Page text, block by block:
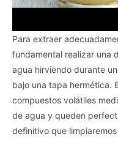
Para extraer
fundamental realizar una
agua hirviendo durante
bajo una tapa hermética.
compuestos volátiles
de agua y queden
definitivo que